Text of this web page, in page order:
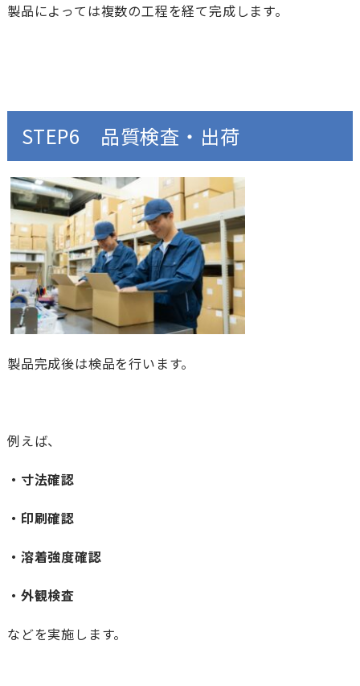
製品によっては複数の工程を経て完成します。
STEP6 品質検査・出荷
製品完成後は検品を行います。
例えば、
・寸法確認
・印刷確認
・溶着強度確認
・外観検査
などを実施します。